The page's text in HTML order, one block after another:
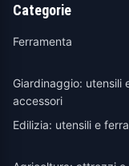
Categorie
Ferramenta
Giardinaggio: utensili
accessori
Edilizia: utensili e